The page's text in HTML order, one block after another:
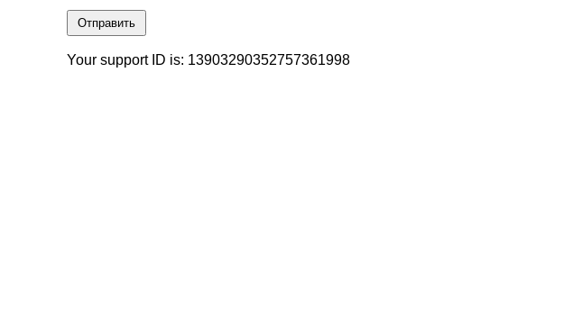
Отправить
Your support ID is: 13903290352757361998